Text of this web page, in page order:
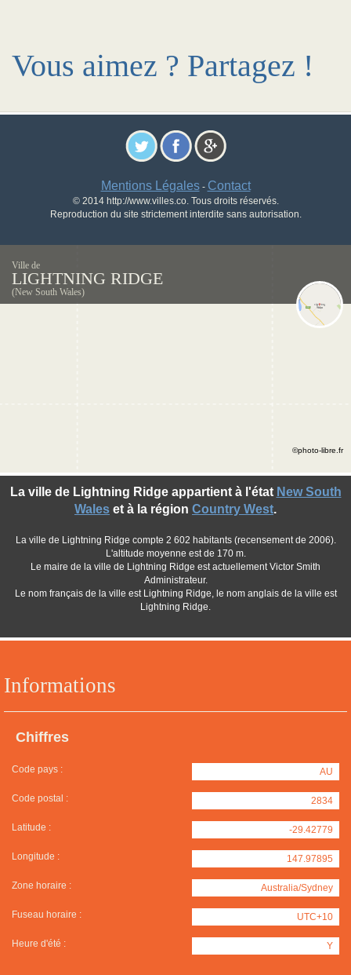
Vous aimez ? Partagez !
Mentions Légales- Contact
© 2014 http://www.villes.co. Tous droits réservés.
Reproduction du site strictement interdite sans autorisation.
Ville de
LIGHTNING RIDGE
(New South Wales)
Informations
Chiffres
Code pays : AU
Code postal : 2834
Latitude : -29.42779
Longitude : 147.97895
Zone horaire : Australia/Sydney
Fuseau horaire : UTC+10
Heure d'été : Y
La ville de Lightning Ridge appartient à l'état New South
Wales et à la région Country West.
La ville de Lightning Ridge compte 2 602 habitants (recensement de 2006).
L'altitude moyenne est de 170 m.
Le maire de la ville de Lightning Ridge est actuellement Victor Smith
Administrateur.
Le nom français de la ville est Lightning Ridge, le nom anglais de la ville est
Lightning Ridge.
©photo-libre.fr